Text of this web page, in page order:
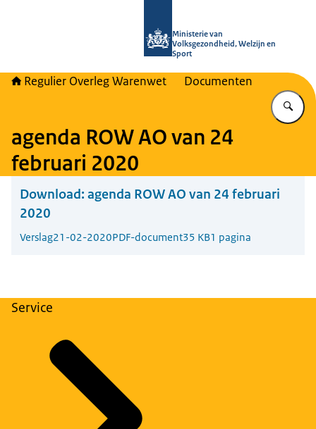
Ministerie van
Volksgezondheid, Welzijn en
Sport
Regulier Overleg Warenwet Documenten
agenda ROW AO van 24
februari 2020
Download: agenda ROW AO van 24 februari
2020
Verslag21-02-2020PDF-document35 KB1 pagina
Service